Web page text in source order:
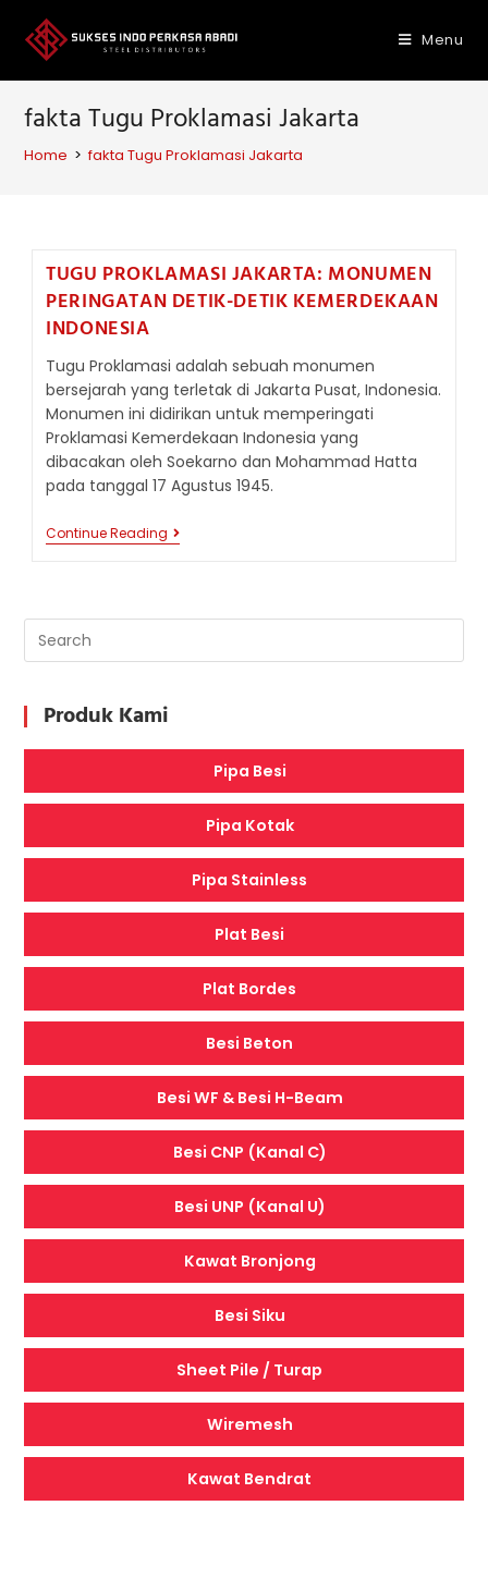
content
Menu
fakta Tugu Proklamasi Jakarta
Home > fakta Tugu Proklamasi Jakarta
TUGU PROKLAMASI JAKARTA: MONUMEN
PERINGATAN DETIK-DETIK KEMERDEKAAN
INDONESIA
Tugu Proklamasi adalah sebuah monumen
bersejarah yang terletak di Jakarta Pusat, Indonesia.
Monumen ini didirikan untuk memperingati
Proklamasi Kemerdekaan Indonesia yang
dibacakan oleh Soekarno dan Mohammad Hatta
pada tanggal 17 Agustus 1945.
Continue Reading TUGU
PROKLAMASI
DETIK-
KEMERDEKAAN
Produk Kami
Pipa Besi
Pipa Kotak
Pipa Stainless
Plat Besi
Plat Bordes
Besi Beton
Besi WF & Besi H-Beam
Besi CNP (Kanal C)
Besi UNP (Kanal U)
Kawat Bronjong
Besi Siku
Sheet Pile / Turap
Wiremesh
Kawat Bendrat